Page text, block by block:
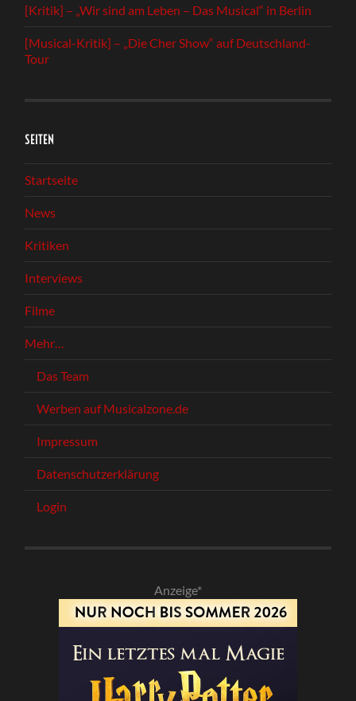
[Kritik] – „Wir sind am Leben – Das Musical“ in Berlin
[Musical-Kritik] – „Die Cher Show“ auf Deutschland-
Tour
SEITEN
Startseite
News
Kritiken
Interviews
Filme
Mehr…
Das Team
Werben auf Musicalzone.de
Impressum
Datenschutzerklärung
Login
Anzeige*